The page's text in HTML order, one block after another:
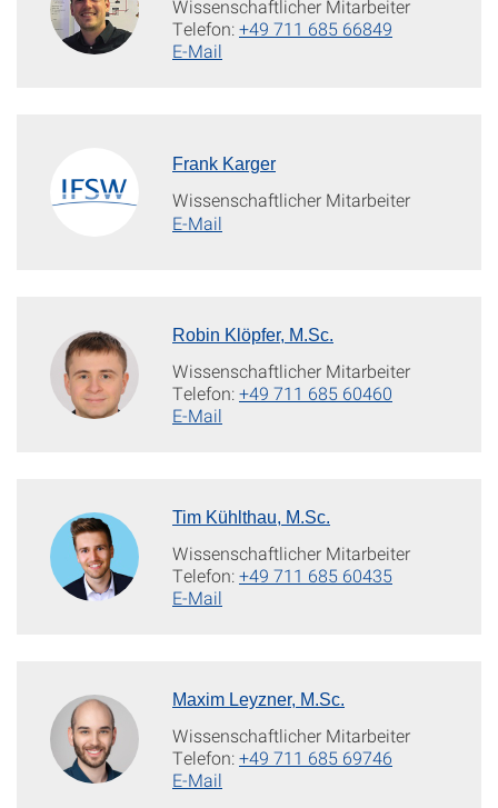
Wissenschaftlicher Mitarbeiter
Telefon:+49 711 685 66849
E-Mail
Frank Karger
Wissenschaftlicher Mitarbeiter
E-Mail
Robin Klöpfer, M.Sc.
Wissenschaftlicher Mitarbeiter
Telefon:+49 711 685 60460
E-Mail
Tim Kühlthau, M.Sc.
Wissenschaftlicher Mitarbeiter
Telefon:+49 711 685 60435
E-Mail
Maxim Leyzner, M.Sc.
Wissenschaftlicher Mitarbeiter
Telefon:+49 711 685 69746
E-Mail